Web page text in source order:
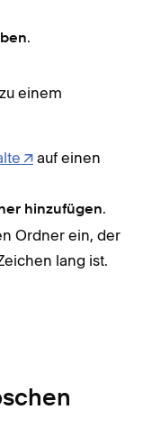
.
einem
auf einen
hinzufügen.
Ordner ein, der
lang ist.